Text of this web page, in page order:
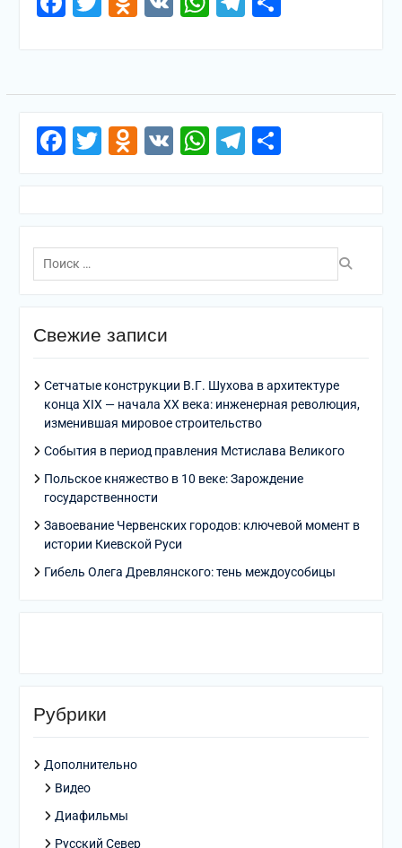
Facebook
Twitter
Odnoklassniki
VKWhatsApp
Telegram
Поиск
по:
Свежие записи
Сетчатые конструкции В.Г. Шухова в архитектуре
конца XIX — начала XX века: инженерная революция,
изменившая мировое строительство
События в период правления Мстислава Великого
Польское княжество в 10 веке: Зарождение
государственности
Завоевание Червенских городов: ключевой момент в
истории Киевской Руси
Гибель Олега Древлянского: тень междоусобицы
Рубрики
Дополнительно
Видео
Диафильмы
Русский Север